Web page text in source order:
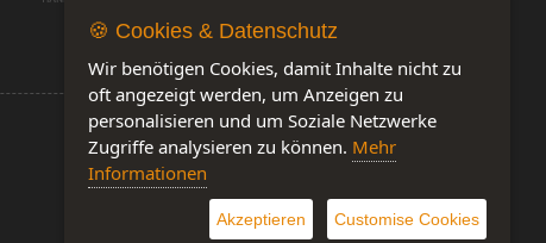
🍪 Cookies & Datenschutz
Wir benötigen Cookies, damit Inhalte nicht zu
oft angezeigt werden, um Anzeigen zu
personalisieren und um Soziale Netzwerke
Zugriffe analysieren zu können. Mehr
Informationen
Akzeptieren Customise Cookies